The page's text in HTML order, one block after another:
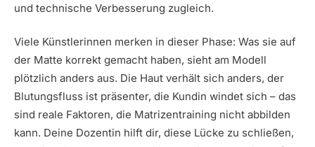
und technische Verbesserung zugleich.
Viele Künstlerinnen merken in dieser Phase: Was sie auf
der Matte korrekt gemacht haben, sieht am Modell
plötzlich anders aus. Die Haut verhält sich anders, der
Blutungsfluss ist präsenter, die Kundin windet sich – das
sind reale Faktoren, die Matrizentraining nicht abbilden
kann. Deine Dozentin hilft dir, diese Lücke zu schließen,